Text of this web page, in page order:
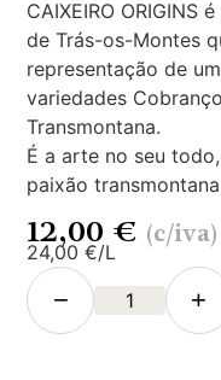
CAIXEIRO ORIGINS
de Trás-os-Montes
representação de
variedades
Transmontana.
É a arte no seu
paixão
12,00€ (c/iva)
24,00 €/L
− +